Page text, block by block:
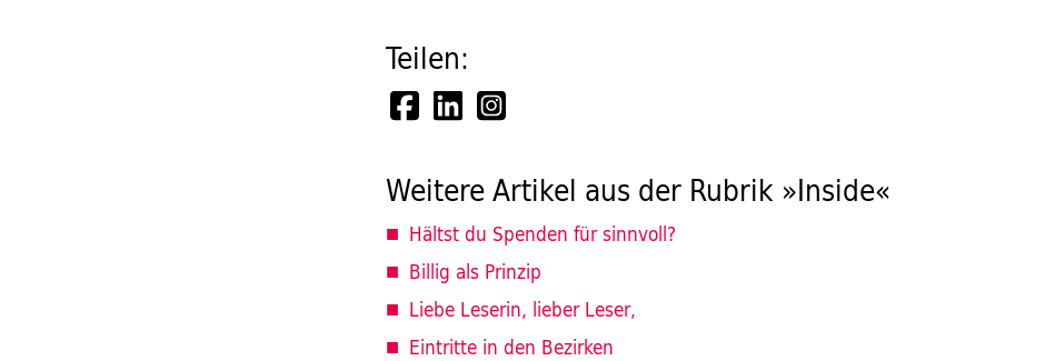
Teilen:
Weitere Artikel aus der Rubrik »Inside«
Hältst du Spenden für sinnvoll?
Billig als Prinzip
Liebe Leserin, lieber Leser,
Eintritte in den Bezirken